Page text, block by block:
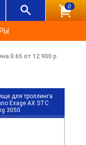
0
0.65 от 12 900 р.
для троллинга
Exage AX STC
3050